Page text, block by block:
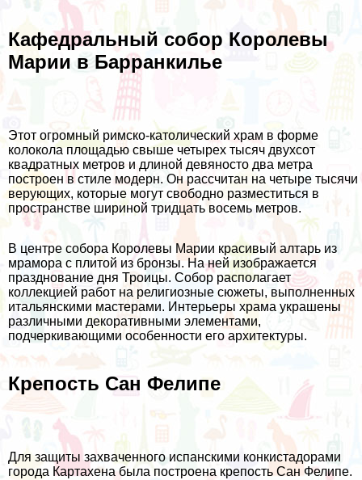
Кафедральный собор Королевы
Марии в Барранкилье
Этот огромный римско-католический храм в форме
колокола площадью свыше четырех тысяч двухсот
квадратных метров и длиной девяносто два метра
построен в стиле модерн. Он рассчитан на четыре тысячи
верующих, которые могут свободно разместиться в
пространстве шириной тридцать восемь метров.
В центре собора Королевы Марии красивый алтарь из
мрамора с плитой из бронзы. На ней изображается
празднование дня Троицы. Собор располагает
коллекцией работ на религиозные сюжеты, выполненных
итальянскими мастерами. Интерьеры храма украшены
различными декоративными элементами,
подчеркивающими особенности его архитектуры.
Крепость Сан Фелипе
Для защиты захваченного испанскими конкистадорами
города Картахена была построена крепость Сан Фелипе.